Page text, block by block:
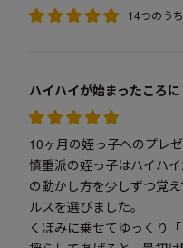
14つのう
ハイハイが始まったころに
10ヶ月の姪っ子へのプレ
慎重派の姪っ子はハイハ
の動かし方を少しずつ覚
ルスを選びました。
くぼみに乗せてゆっくり